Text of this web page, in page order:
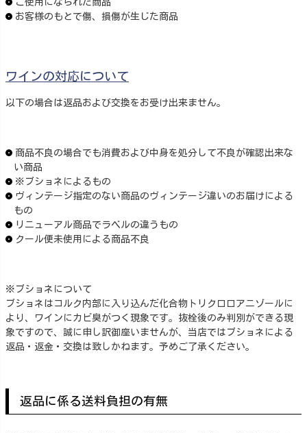
ご使用になられた商品
お客様のもとで傷、損傷が生じた商品
ワインの対応について
以下の場合は返品および交換をお受け出来ません。
商品不良の場合でも消費および中身を処分して不良が確認出来な
い商品
※ブショネによるもの
ヴィンテージ指定のない商品のヴィンテージ違いのお届けによる
もの
リニューアル商品でラベルの違うもの
クール便未使用による商品不良
※ブショネについて
ブショネはコルク内部に入り込んだ化合物トリクロロアニゾールに
より、ワインにカビ臭がつく現象です。抜栓後のみ判別ができる現
象ですので、誠に申し訳御座いませんが、当店ではブショネによる
返品・返金・交換は致しかねます。予めご了承ください。
返品に係る送料負担の有無